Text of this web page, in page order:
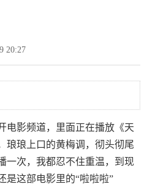
20:27
电影频道，里面正在播放《天
琅琅上口的黄梅调，彻头彻尾
一次，我都忍不住重温，到现
是这部电影里的“啦啦啦”